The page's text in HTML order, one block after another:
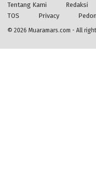
Tentang Kami Redaksi
TOS
Privacy
© 2026 Muaramars.com - All